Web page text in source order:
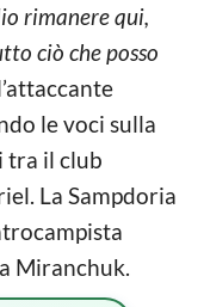
rimanere qui,
ciò che posso
le voci sulla
tra il club
La Sampdoria
Miranchuk.